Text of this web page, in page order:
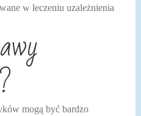
w leczeniu uzależnienia
mogą być bardzo